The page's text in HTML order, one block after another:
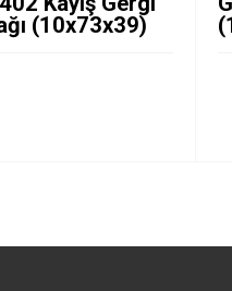
(10x73x39)